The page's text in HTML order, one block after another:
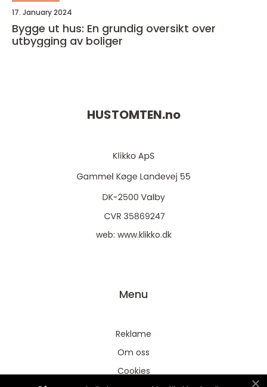
17. January 2024
Bygge ut hus: En grundig oversikt over
utbygging av boliger
HUSTOMTEN.no
web: www.klikko.dk
Menu
Reklame
Om oss
Cookies